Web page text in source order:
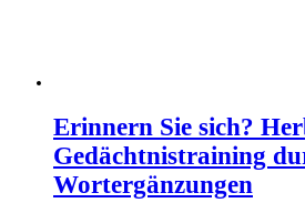
Erinnern Sie sich?
Gedächtnistraining
Wortergänzungen